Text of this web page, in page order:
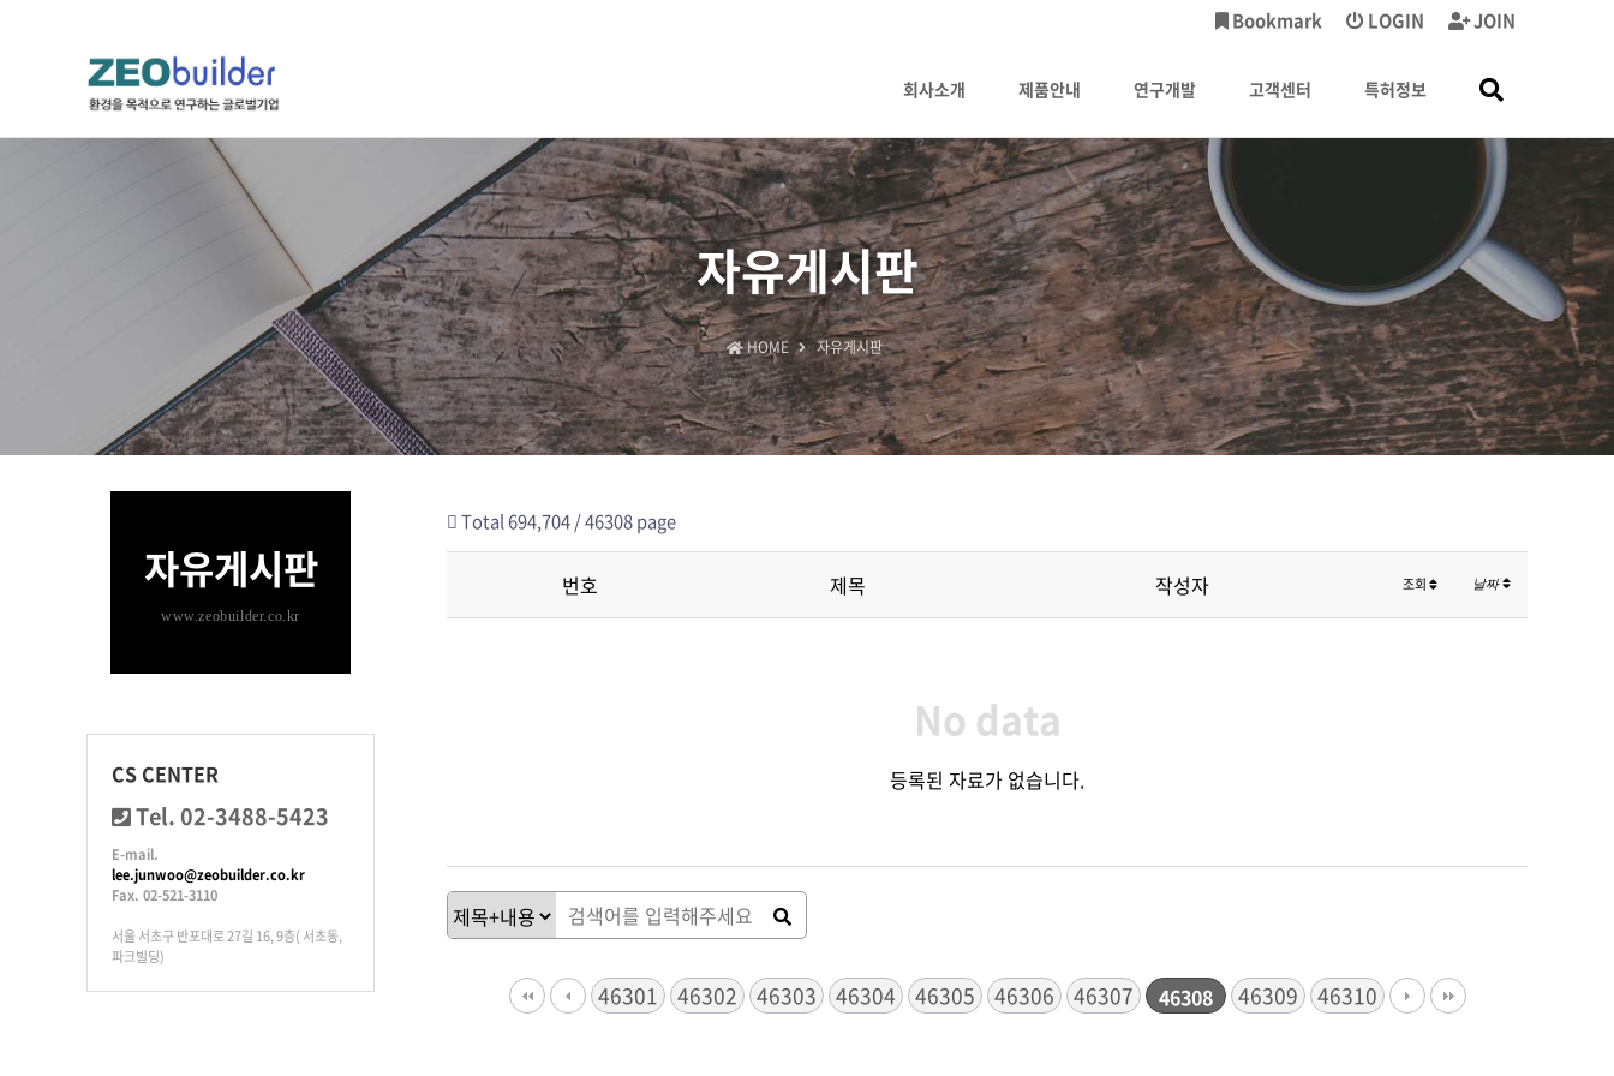
JOIN
LOGIN
Bookmark
회사소개 제품안내 연구개발
하위분류
고객센터
하위분류
특허정보
하위분류
자유게시판
HOME 자유게시판
Total 694,704 /46308 page
번호 제목 작성자 조회 날짜
No data
등록된 자료가 없습니다.
46301 46302 46303 46304 46305 46306 46307 46308 46309 46310
다음맨끝
자유게시판
www.zeobuilder.co.kr
CS CENTER
Tel. 02-3488-5423
E-mail.
lee.junwoo@zeobuilder.co.kr
Fax. 02-521-3110
서울 서초구 반포대로 27길 16, 9층( 서초동,
파크빌딩)